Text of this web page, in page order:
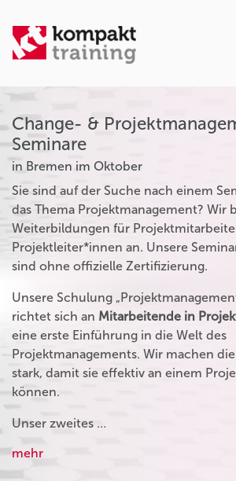
Change- &
Seminare
in Bremen im Oktober
Sie sind auf der Suche nach einem
das Thema Projektmanagement? Wir
Weiterbildungen für
Projektleiter*innen an. Unsere
sind ohne offizielle Zertifizierung.
Unsere Schulung
richtet sich an Mitarbeitende in
eine erste Einführung in die Welt des
Projektmanagements. Wir machen
stark, damit sie effektiv an einem
können.
Unser zweites …
mehr